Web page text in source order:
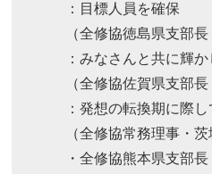
：目標人員を確保
（全修協徳島県支部長
：みなさんと共に輝
（全修協佐賀県支部長
：発想の転換期に際し
（全修協常務理事・
・全修協熊本県支部